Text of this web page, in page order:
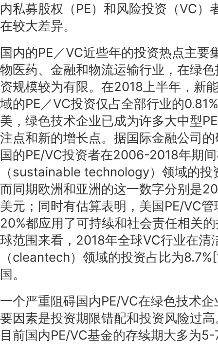
内私募股权（PE）和风险投资（VC）
在较大差异。
国内的PE／VC近些年的投资热点主要
物医药、金融和物流运输行业，在绿
资规模较为有限。在2018上半年，新
域的PE／VC投资仅占全部行业的
美，绿色技术企业已成为许多大中型
注点和新的增长点。据国际金融公司
国的PE/VC投资者在2006-2018年期
（sustainable technology）领域的
而同期欧洲和亚洲的这一数字分别是
美元；同时有估算表明，美国PE/VC
20%都应用了可持续和社会责任相关
球范围来看，2018年全球VC行业在清
（cleantech）领域的投资占比为
国。
一个严重阻碍国内PE/VC在绿色技术
要因素是投资期限错配和投资风险过
目前国内PE/VC基金的存续期大多为